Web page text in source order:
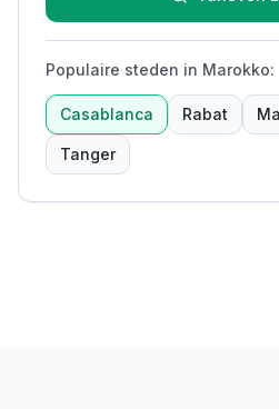
Populaire steden in Marokko:
Casablanca Rabat
Tanger